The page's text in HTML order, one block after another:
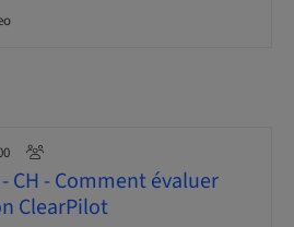
CH - Comment évaluer
ClearPilot